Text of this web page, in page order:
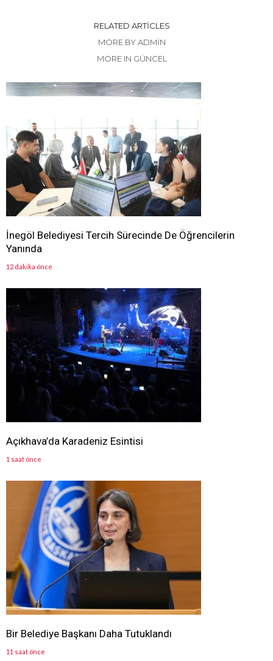
RELATED ARTICLES
MORE BY ADMIN
MORE IN GÜNCEL
İnegöl Belediyesi Tercih Sürecinde De Öğrencilerin
Yanında
12 dakika önce
Açıkhava’da Karadeniz Esintisi
1 saat önce
Bir Belediye Başkanı Daha Tutuklandı
11 saat önce